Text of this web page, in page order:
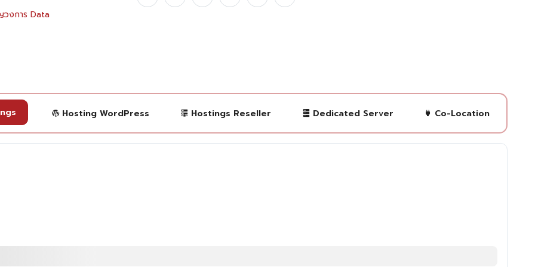
วงการ Data
Hosting WordPress Hostings Reseller Dedicated Server Co-Location